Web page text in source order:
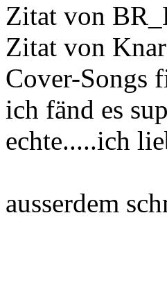
Zitat von
Zitat von
Cover-Songs
ich fänd es
echte.....ich
ausserdem